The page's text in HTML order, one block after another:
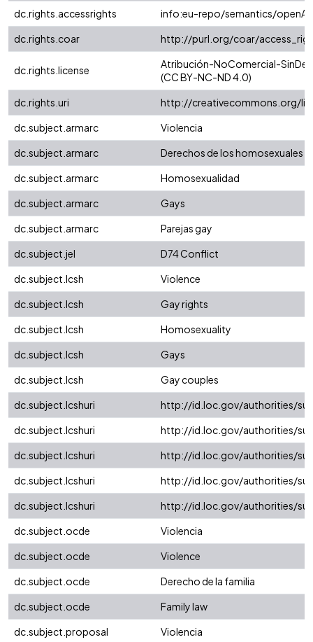
dc.rights.accessrights
info:eu-repo/semantics/
dc.rights.coar
http://purl.org/coar/
dc.rights.license
Atribución-NoComercial-
(CC BY-NC-ND 4.0)
dc.rights.uri
http://creativecommons.org/
dc.subject.armarc
Violencia
dc.subject.armarc
Derechos de los homosexuales
dc.subject.armarc
Homosexualidad
dc.subject.armarc
Gays
dc.subject.armarc
Parejas gay
dc.subject.jel
D74 Conflict
dc.subject.lcsh
Violence
dc.subject.lcsh
Gay rights
dc.subject.lcsh
Homosexuality
dc.subject.lcsh
Gays
dc.subject.lcsh
Gay couples
dc.subject.lcshuri
http://id.loc.gov/authorities/
dc.subject.lcshuri
http://id.loc.gov/authorities/
dc.subject.lcshuri
http://id.loc.gov/authorities/
dc.subject.lcshuri
http://id.loc.gov/authorities/
dc.subject.lcshuri
http://id.loc.gov/authorities/
dc.subject.ocde
Violencia
dc.subject.ocde
Violence
dc.subject.ocde
Derecho de la familia
dc.subject.ocde
Family law
dc.subject.proposal
Violencia